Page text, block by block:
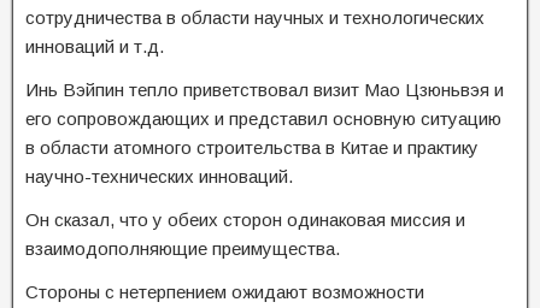
сотрудничества в области научных и технологических
инноваций и т.д.
Инь Вэйпин тепло приветствовал визит Мао Цзюньвэя и
его сопровождающих и представил основную ситуацию
в области атомного строительства в Китае и практику
научно-технических инноваций.
Он сказал, что у обеих сторон одинаковая миссия и
взаимодополняющие преимущества.
Стороны с нетерпением ожидают возможности